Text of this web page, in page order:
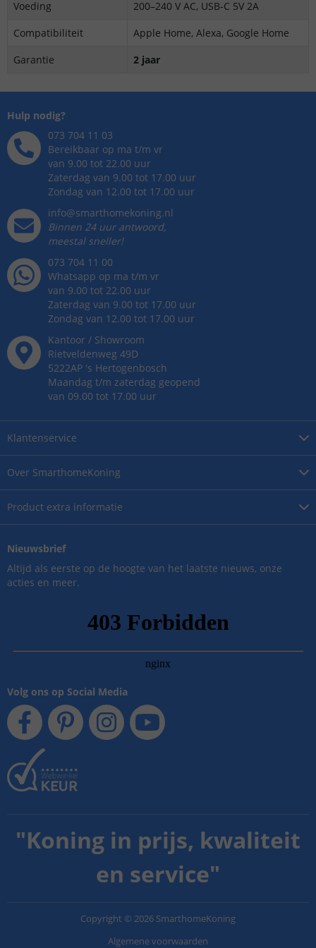
Voeding
200–240 V AC, USB-C 5V 2A
Compatibiliteit
Apple Home, Alexa, Google Home
Garantie
2 jaar
Over SmarthomeKoning
Product extra informatie
Klantenservice
Hulp nodig?
073 704 11 03
Bereikbaar op ma t/m vr
van 9.00 tot 22.00 uur
Zaterdag van 9.00 tot 17.00 uur
Zondag van 12.00 tot 17.00 uur
info@smarthomekoning.nl
Binnen 24 uur antwoord,
meestal sneller!
073 704 11 00
Whatsapp op ma t/m vr
van 9.00 tot 22.00 uur
Zaterdag van 9.00 tot 17.00 uur
Zondag van 12.00 tot 17.00 uur
Kantoor / Showroom
Rietveldenweg 49D
5222AP 's Hertogenbosch
Maandag t/m zaterdag geopend
van 09.00 tot 17.00 uur
Nieuwsbrief
Altijd als eerste op de hoogte van het laatste nieuws, onze
acties en meer.
Volg ons op Social Media
"Koning in prijs, kwaliteit
en service"
Copyright © 2026 SmarthomeKoning
Algemene voorwaarden